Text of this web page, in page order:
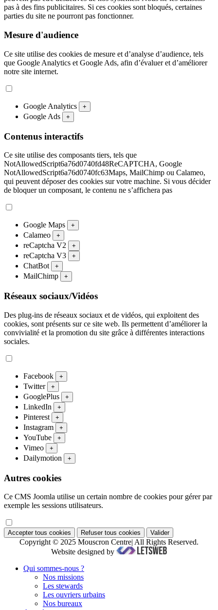
pas à des fins publicitaires. Si ces cookies sont bloqués, certaines
parties du site ne pourront pas fonctionner.
Mesure d'audience
Ce site utilise des cookies de mesure et d’analyse d’audience, tels
que Google Analytics et Google Ads, afin d’évaluer et d’améliorer
notre site internet.
Google Analytics +
Google Ads +
Contenus interactifs
Ce site utilise des composants tiers, tels que
NotAllowedScript6a76d0740fd48ReCAPTCHA, Google
NotAllowedScript6a76d0740fc63Maps, MailChimp ou Calameo,
qui peuvent déposer des cookies sur votre machine. Si vous décider
de bloquer un composant, le contenu ne s’affichera pas
Google Maps +
Calameo +
reCaptcha V2 +
reCaptcha V3 +
ChatBot +
MailChimp +
Réseaux sociaux/Vidéos
Des plug-ins de réseaux sociaux et de vidéos, qui exploitent des
cookies, sont présents sur ce site web. Ils permettent d’améliorer la
convivialité et la promotion du site grâce à différentes interactions
sociales.
Facebook +
Twitter +
GooglePlus +
LinkedIn +
Pinterest +
Instagram +
YouTube +
Vimeo +
Dailymotion +
Autres cookies
Ce CMS Joomla utilise un certain nombre de cookies pour gérer par
exemple les sessions utilisateurs.
Accepter tous cookies Refuser tous cookies Valider
Copyright © 2025 Mouscron Centre| All Rights Reserved.
Website designed by
Qui sommes-nous ?
Nos missions
Les stewards
Les ouvriers urbains
Nos bureaux